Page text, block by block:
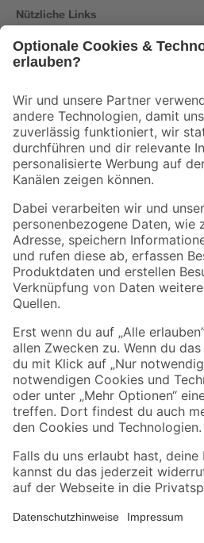
Nützliche Links
Der toom Newsletter: Keine Angebote und
Zur Newsletter Anmeldung
Folge uns
Zahlungsarten
Sicher einkaufen
Jetzt die toom-App herunterladen
Alle Preisangaben in EUR inkl. gesetzl. MwSt.. Die
Umständen nicht in allen Märkten verfügbar. Die
Produkte nur solange der Vorrat reicht.
*Paketversand ab 59 € versandkostenfrei, gilt nicht